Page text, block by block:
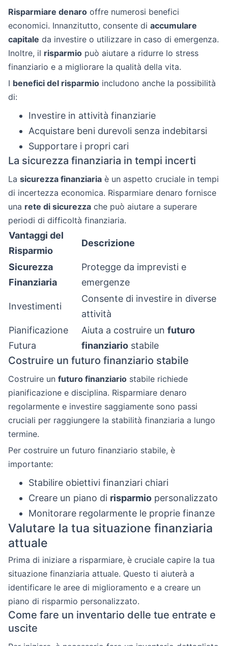
Risparmiare denaro offre numerosi benefici
economici. Innanzitutto, consente di accumulare
capitale da investire o utilizzare in caso di emergenza.
Inoltre, il risparmio può aiutare a ridurre lo stress
finanziario e a migliorare la qualità della vita.
I benefici del risparmio includono anche la possibilità
di:
Investire in attività finanziarie
Acquistare beni durevoli senza indebitarsi
Supportare i propri cari
La sicurezza finanziaria in tempi incerti
La sicurezza finanziaria è un aspetto cruciale in tempi
di incertezza economica. Risparmiare denaro fornisce
una rete di sicurezza che può aiutare a superare
periodi di difficoltà finanziaria.
Vantaggi del
Risparmio
Descrizione
Sicurezza
Finanziaria
Protegge da imprevisti e
emergenze
Investimenti
Consente di investire in diverse
attività
Pianificazione
Futura
Aiuta a costruire un futuro
finanziario stabile
Costruire un futuro finanziario stabile
Costruire un futuro finanziario stabile richiede
pianificazione e disciplina. Risparmiare denaro
regolarmente e investire saggiamente sono passi
cruciali per raggiungere la stabilità finanziaria a lungo
termine.
Per costruire un futuro finanziario stabile, è
importante:
Stabilire obiettivi finanziari chiari
Creare un piano di risparmio personalizzato
Monitorare regolarmente le proprie finanze
Valutare la tua situazione finanziaria
attuale
Prima di iniziare a risparmiare, è cruciale capire la tua
situazione finanziaria attuale. Questo ti aiuterà a
identificare le aree di miglioramento e a creare un
piano di risparmio personalizzato.
Come fare un inventario delle tue entrate e
uscite